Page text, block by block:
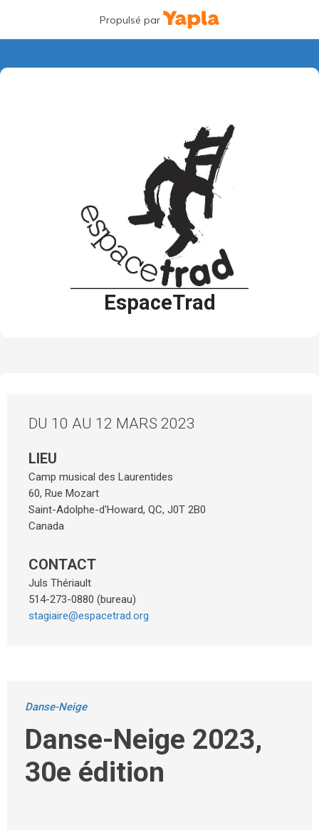
Propulsé par
EspaceTrad
DU 10 AU 12 MARS 2023
LIEU
Camp musical des Laurentides
60, Rue Mozart
Saint-Adolphe-d'Howard, QC, J0T 2B0
Canada
CONTACT
Juls Thériault
514-273-0880 (bureau)
stagiaire@espacetrad.org
Danse-Neige
Danse-Neige 2023,
30e édition